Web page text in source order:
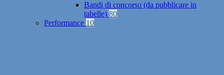
Bandi di concorso (da pubblicare in
tabelle) 80
Performance 10